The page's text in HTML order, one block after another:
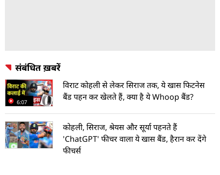
संबंधित ख़बरें
6:07
विराट कोहली से लेकर सिराज तक, ये खास फिटनेस
बैंड पहन कर खेलते हैं, क्या है ये Whoop बैंड?
कोहली, सिराज, श्रेयस और सूर्या पहनते हैं
'ChatGPT' फीचर वाला ये खास बैंड, हैरान कर देंगे
फीचर्स